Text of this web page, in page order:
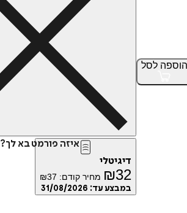
הוספה לסל
איזה פורמט בא לך?
דיגיטלי
₪32 מחיר קודם: ₪37
במבצע עד: 31/08/2026